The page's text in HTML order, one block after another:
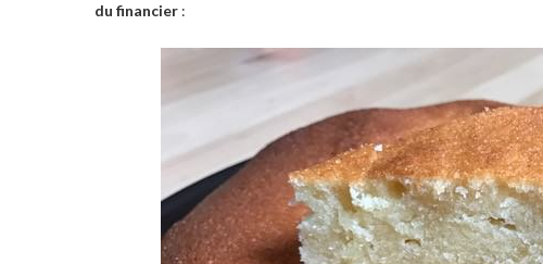
du financier :